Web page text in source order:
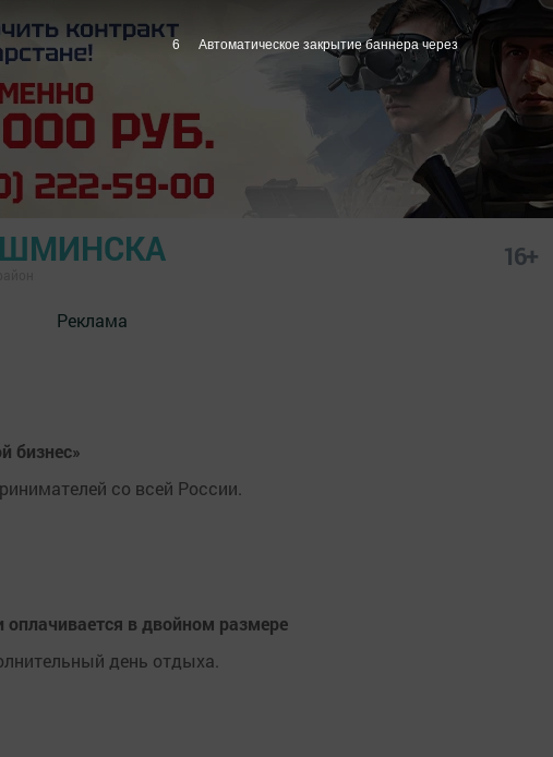
16+
Реклама
бизнес»
со всей России.
оплачивается в двойном размере
день отдыха.
5 Автоматическое закрытие баннера через